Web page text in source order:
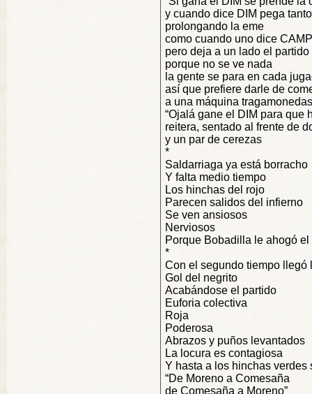
y cuando dice DIM pega
prolongando la eme
como cuando uno dice
pero deja a un lado el partido
porque no se ve nada
la gente se para en cada
así que prefiere darle de
a una máquina tragamonedas
“Ojalá gane el DIM para que
reitera, sentado al frente de
y un par de cerezas
*
Saldarriaga ya está borracho
Y falta medio tiempo
Los hinchas del rojo
Parecen salidos del infierno
Se ven ansiosos
Nerviosos
Porque Bobadilla le ahogó
*
Con el segundo tiempo llegó
Gol del negrito
Acabándose el partido
Euforia colectiva
Roja
Poderosa
Abrazos y puños levantados
La locura es contagiosa
Y hasta a los hinchas verdes
“De Moreno a Comesaña
de Comesaña a Moreno”